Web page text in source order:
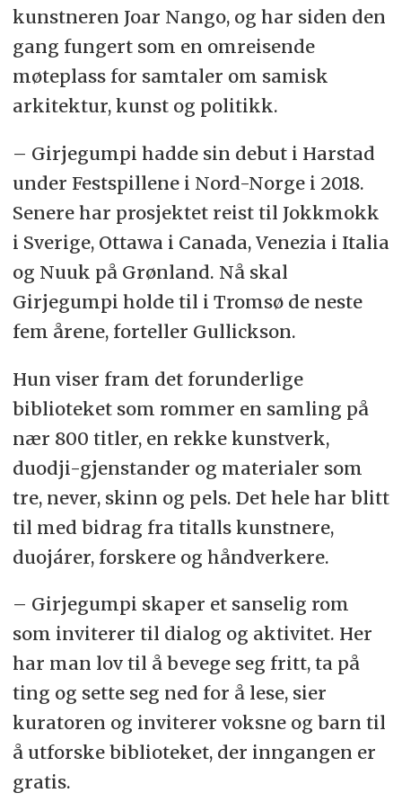
kunstneren Joar Nango, og har siden den
gang fungert som en omreisende
møteplass for samtaler om samisk
arkitektur, kunst og politikk.
– Girjegumpi hadde sin debut i Harstad
under Festspillene i Nord-Norge i 2018.
Senere har prosjektet reist til Jokkmokk
i Sverige, Ottawa i Canada, Venezia i Italia
og Nuuk på Grønland. Nå skal
Girjegumpi holde til i Tromsø de neste
fem årene, forteller Gullickson.
Hun viser fram det forunderlige
biblioteket som rommer en samling på
nær 800 titler, en rekke kunstverk,
duodji-gjenstander og materialer som
tre, never, skinn og pels. Det hele har blitt
til med bidrag fra titalls kunstnere,
duojárer, forskere og håndverkere.
– Girjegumpi skaper et sanselig rom
som inviterer til dialog og aktivitet. Her
har man lov til å bevege seg fritt, ta på
ting og sette seg ned for å lese, sier
kuratoren og inviterer voksne og barn til
å utforske biblioteket, der inngangen er
gratis.